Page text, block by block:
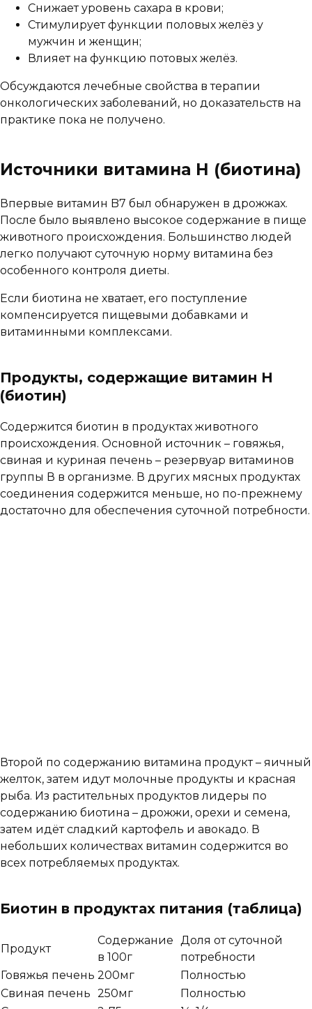
Снижает уровень сахара в крови;
Стимулирует функции половых желёз у
мужчин и женщин;
Влияет на функцию потовых желёз.
Обсуждаются лечебные свойства в терапии
онкологических заболеваний, но доказательств на
практике пока не получено.
Источники витамина H (биотина)
Впервые витамин B7 был обнаружен в дрожжах.
После было выявлено высокое содержание в пище
животного происхождения. Большинство людей
легко получают суточную норму витамина без
особенного контроля диеты.
Если биотина не хватает, его поступление
компенсируется пищевыми добавками и
витаминными комплексами.
Продукты, содержащие витамин H
(биотин)
Содержится биотин в продуктах животного
происхождения. Основной источник – говяжья,
свиная и куриная печень – резервуар витаминов
группы В в организме. В других мясных продуктах
соединения содержится меньше, но по-прежнему
достаточно для обеспечения суточной потребности.
Второй по содержанию витамина продукт – яичный
желток, затем идут молочные продукты и красная
рыба. Из растительных продуктов лидеры по
содержанию биотина – дрожжи, орехи и семена,
затем идёт сладкий картофель и авокадо. В
небольших количествах витамин содержится во
всех потребляемых продуктах.
Биотин в продуктах питания (таблица)
Продукт
Содержание
в 100г
Доля от суточной
потребности
Говяжья печень 200мг
Полностью
Свиная печень 250мг
Полностью